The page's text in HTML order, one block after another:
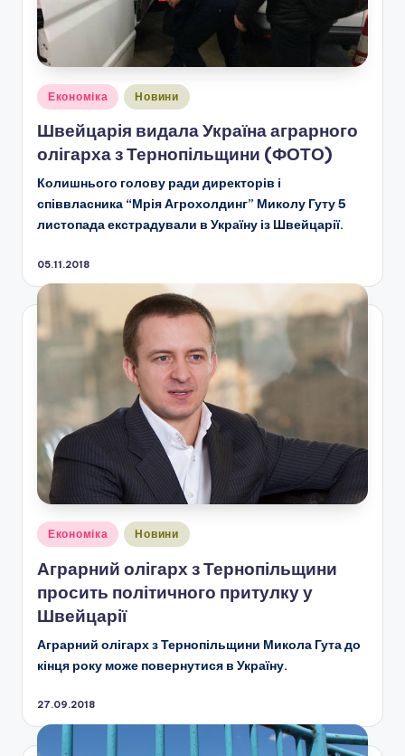
Опубліковано
Економіка Новини
Швейцарія видала Україна аграрного
олігарха з Тернопільщини (ФОТО)
Колишнього голову ради директорів і
співвласника “Мрія Агрохолдинг” Миколу Гуту 5
листопада екстрадували в Україну із Швейцарії.
05.11.2018
Опубліковано
Економіка Новини
Аграрний олігарх з Тернопільщини
просить політичного притулку у
Швейцарії
Аграрний олігарх з Тернопільщини Микола Гута до
кінця року може повернутися в Україну.
27.09.2018